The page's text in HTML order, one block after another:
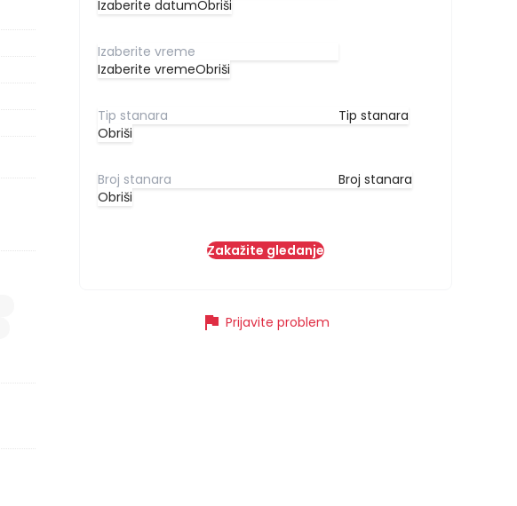
Izaberite datumObriši
Izaberite vremeObriši
Tip stanara
Obriši
Broj stanara
Obriši
Zakažite gledanje
flag Prijavite problem